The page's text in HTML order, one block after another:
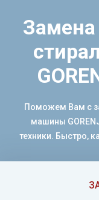
Замена
Поможем Вам с
машины
техники. Быстро,